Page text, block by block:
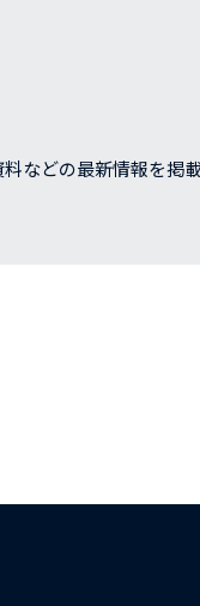
などの最新情報を掲載